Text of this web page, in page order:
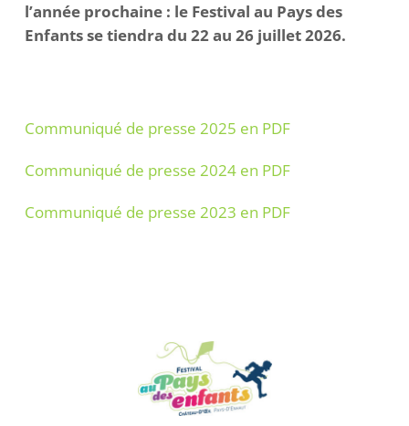
l’année prochaine : le Festival au Pays des
Enfants se tiendra du 22 au 26 juillet 2026.
Communiqué de presse 2025 en PDF
Communiqué de presse 2024 en PDF
Communiqué de presse 2023 en PDF